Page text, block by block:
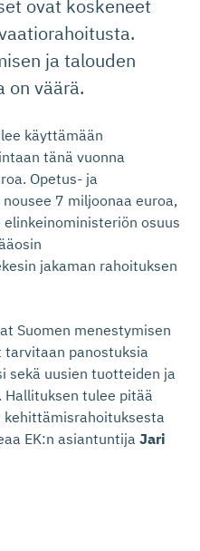
ovat koskeneet
ja talouden
on väärä.
käyttämään
tänä vuonna
Opetus- ja
7 miljoonaa euroa,
osuus
jakaman rahoituksen
Suomen menestymisen
tarvitaan panostuksia
sekä uusien tuotteiden ja
Hallituksen tulee pitää
EK:n asiantuntija Jari